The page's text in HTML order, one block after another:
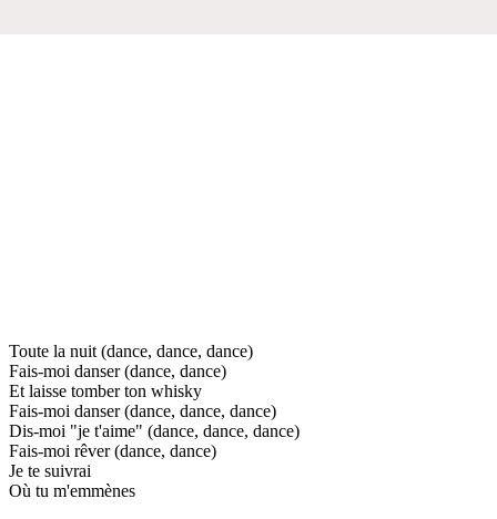
Toute la nuit (dance, dance, dance)
Fais-moi danser (dance, dance)
Et laisse tomber ton whisky
Fais-moi danser (dance, dance, dance)
Dis-moi "je t'aime" (dance, dance, dance)
Fais-moi rêver (dance, dance)
Je te suivrai
Où tu m'emmènes